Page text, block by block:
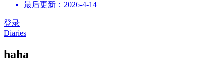
最后更新：2026-4-14
登录
Diaries
haha